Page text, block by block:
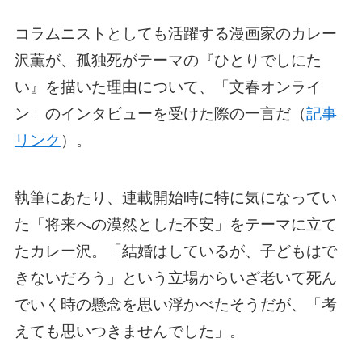
コラムニストとしても活躍する漫画家のカレー
沢薫が、孤独死がテーマの『ひとりでしにた
い』を描いた理由について、「文春オンライ
ン」のインタビューを受けた際の一言だ（記事
リンク ）。
執筆にあたり、連載開始時に特に気になってい
た「将来への漠然とした不安」をテーマに立て
たカレー沢。「結婚はしているが、子どもはで
きないだろう」という立場からいざ老いて死ん
でいく時の懸念を思い浮かべたそうだが、「考
えても思いつきませんでした」。